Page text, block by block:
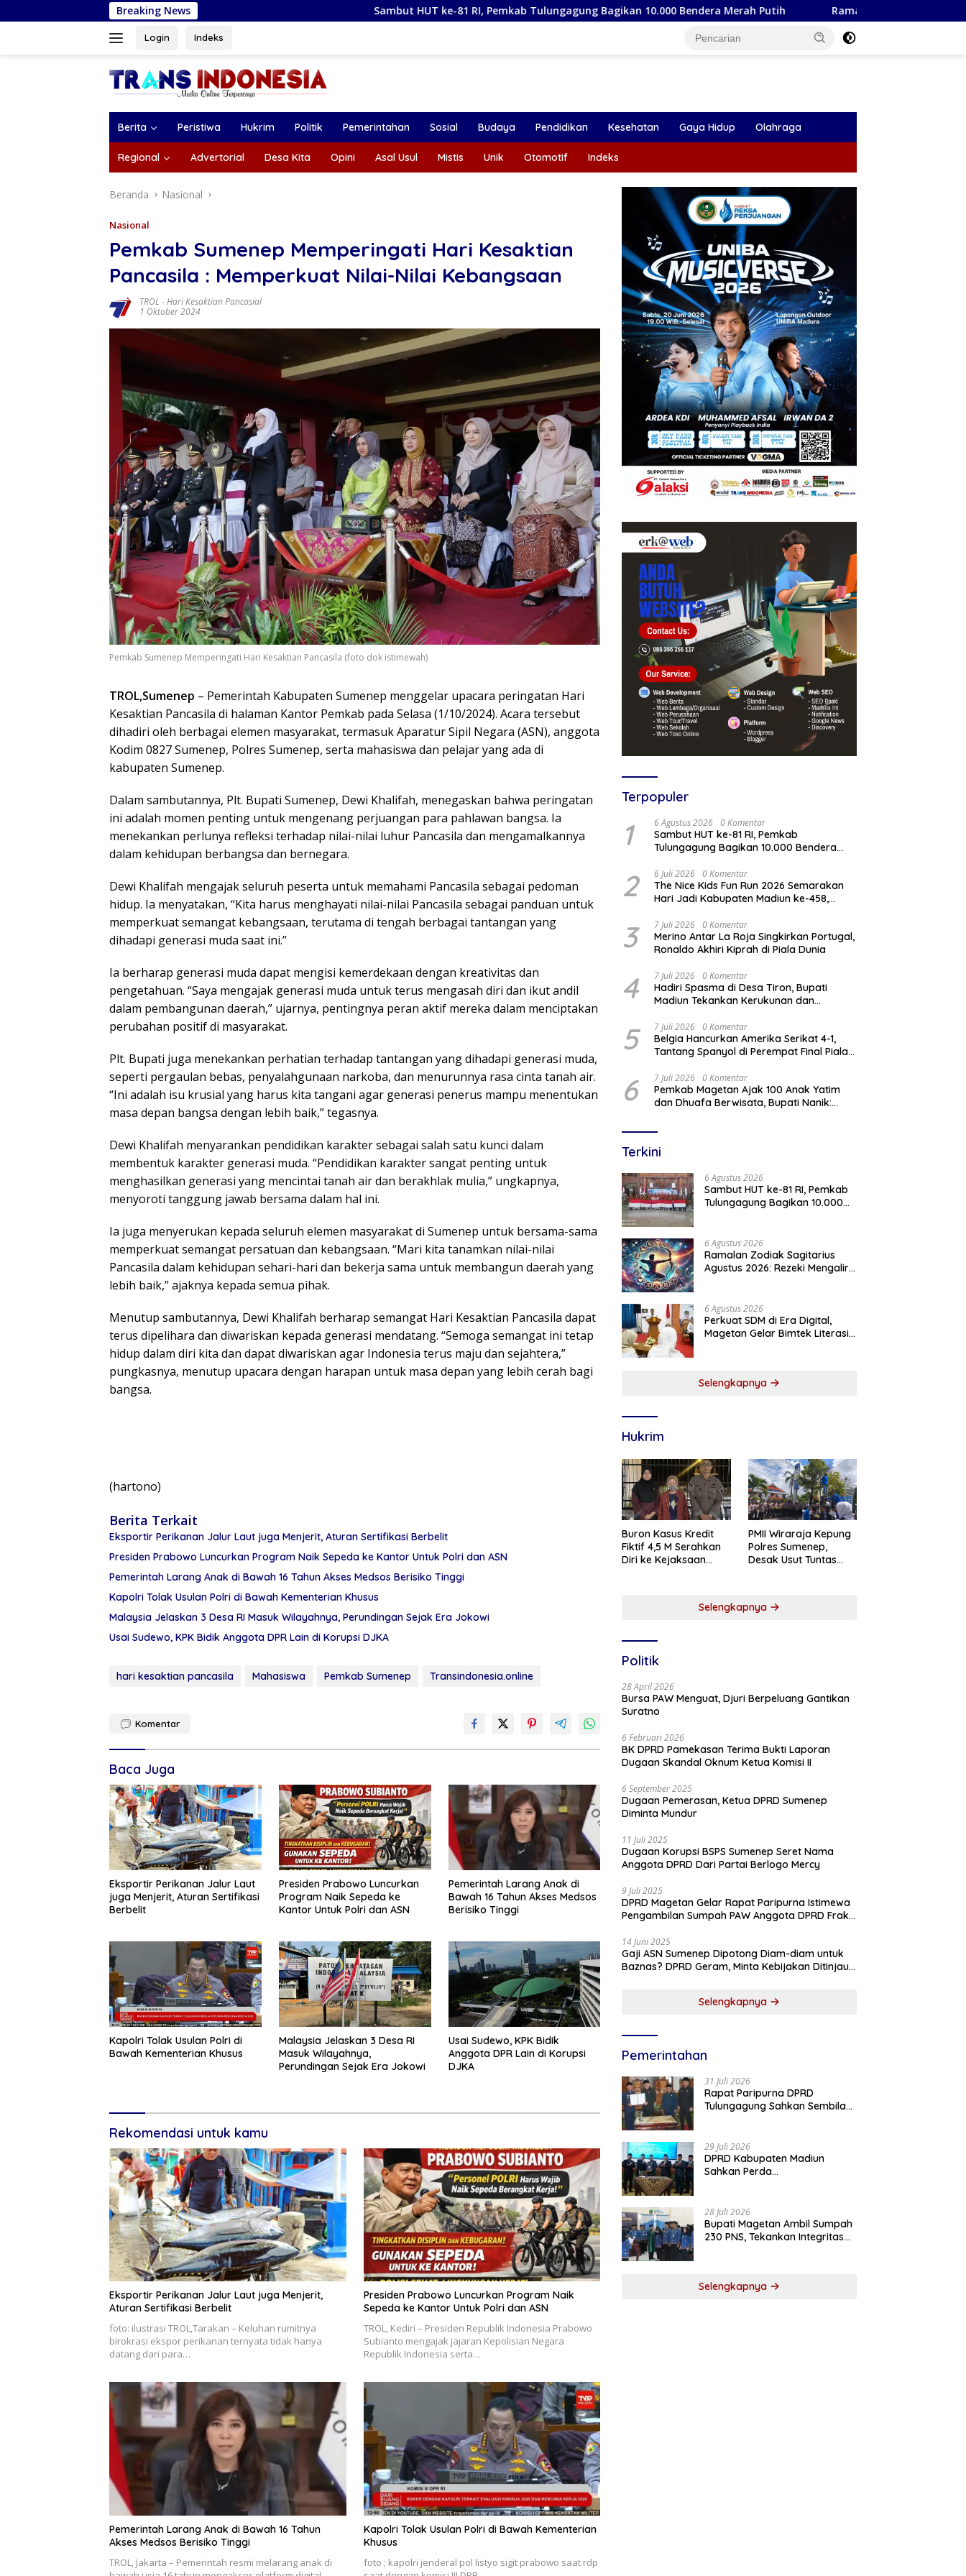
ke
Breaking News Sambut HUT ke-81 RI, Pemkab Tulungagung Bagikan 10.000 Bendera Merah Putih Ramalan Zodiak Sagitarius Agustus 2026:
Login Indeks
Berita Peristiwa Hukrim Politik Pemerintahan Sosial Budaya Pendidikan Kesehatan Gaya Hidup Olahraga
Regional Advertorial Desa Kita Opini Asal Usul Mistis Unik Otomotif Indeks
Beranda Nasional
Nasional
Pemkab Sumenep Memperingati Hari Kesaktian
Pancasila : Memperkuat Nilai-Nilai Kebangsaan
TROL -Hari Kesaktian Pancasial
1 Oktober 2024
Pemkab Sumenep Memperingati Hari Kesaktian Pancasila (foto dok istimewah)
TROL,Sumenep – Pemerintah Kabupaten Sumenep menggelar upacara peringatan Hari
Kesaktian Pancasila di halaman Kantor Pemkab pada Selasa (1/10/2024). Acara tersebut
dihadiri oleh berbagai elemen masyarakat, termasuk Aparatur Sipil Negara (ASN), anggota
Kodim 0827 Sumenep, Polres Sumenep, serta mahasiswa dan pelajar yang ada di
kabupaten Sumenep.
Dalam sambutannya, Plt. Bupati Sumenep, Dewi Khalifah, menegaskan bahwa peringatan
ini adalah momen penting untuk mengenang perjuangan para pahlawan bangsa. Ia
menekankan perlunya refleksi terhadap nilai-nilai luhur Pancasila dan mengamalkannya
dalam kehidupan berbangsa dan bernegara.
Dewi Khalifah mengajak seluruh peserta untuk memahami Pancasila sebagai pedoman
hidup. Ia menyatakan, “Kita harus menghayati nilai-nilai Pancasila sebagai panduan untuk
memperkuat semangat kebangsaan, terutama di tengah berbagai tantangan yang
dihadapi generasi muda saat ini.”
Ia berharap generasi muda dapat mengisi kemerdekaan dengan kreativitas dan
pengetahuan. “Saya mengajak generasi muda untuk terus mengasah diri dan ikut andil
dalam pembangunan daerah,” ujarnya, pentingnya peran aktif mereka dalam menciptakan
perubahan positif di masyarakat.
Plt. Bupati juga menekankan perhatian terhadap tantangan yang dihadapi generasi muda,
seperti pergaulan bebas, penyalahgunaan narkoba, dan menurunnya rasa cinta tanah air.
“Ini adalah isu krusial yang harus kita tangani agar generasi penerus mampu menentukan
masa depan bangsa dengan lebih baik,” tegasnya.
Dewi Khalifah menyarankan pendidikan karakter sebagai salah satu kunci dalam
membentuk karakter generasi muda. “Pendidikan karakter sangat penting untuk
menghasilkan generasi yang mencintai tanah air dan berakhlak mulia,” ungkapnya,
menyoroti tanggung jawab bersama dalam hal ini.
Ia juga menyerukan kepada seluruh elemen masyarakat di Sumenep untuk bersama-sama
memperkuat semangat persatuan dan kebangsaan. “Mari kita tanamkan nilai-nilai
Pancasila dalam kehidupan sehari-hari dan bekerja sama untuk membangun daerah yang
lebih baik,” ajaknya kepada semua pihak.
Menutup sambutannya, Dewi Khalifah berharap semangat Hari Kesaktian Pancasila dapat
terus dipelihara dan diwariskan kepada generasi mendatang. “Semoga semangat ini tetap
hidup dalam diri kita dan dapat diwariskan agar Indonesia terus maju dan sejahtera,”
pungkasnya, menutup upacara dengan harapan untuk masa depan yang lebih cerah bagi
bangsa.
(hartono)
Berita Terkait
Eksportir Perikanan Jalur Laut juga Menjerit, Aturan Sertifikasi Berbelit
Presiden Prabowo Luncurkan Program Naik Sepeda ke Kantor Untuk Polri dan ASN
Pemerintah Larang Anak di Bawah 16 Tahun Akses Medsos Berisiko Tinggi
Kapolri Tolak Usulan Polri di Bawah Kementerian Khusus
Malaysia Jelaskan 3 Desa RI Masuk Wilayahnya, Perundingan Sejak Era Jokowi
Usai Sudewo, KPK Bidik Anggota DPR Lain di Korupsi DJKA
hari kesaktian pancasila Mahasiswa Pemkab Sumenep Transindonesia.online
Komentar
Baca Juga
Eksportir Perikanan Jalur Laut
juga Menjerit, Aturan Sertifikasi
Berbelit
Presiden Prabowo Luncurkan
Program Naik Sepeda ke
Kantor Untuk Polri dan ASN
Pemerintah Larang Anak di
Bawah 16 Tahun Akses Medsos
Berisiko Tinggi
Kapolri Tolak Usulan Polri di
Bawah Kementerian Khusus
Malaysia Jelaskan 3 Desa RI
Masuk Wilayahnya,
Perundingan Sejak Era Jokowi
Usai Sudewo, KPK Bidik
Anggota DPR Lain di Korupsi
DJKA
Rekomendasi untuk kamu
Eksportir Perikanan Jalur Laut juga Menjerit,
Aturan Sertifikasi Berbelit
foto: ilustrasi TROL,Tarakan – Keluhan rumitnya
birokrasi ekspor perikanan ternyata tidak hanya
datang dari para…
Presiden Prabowo Luncurkan Program Naik
Sepeda ke Kantor Untuk Polri dan ASN
TROL, Kediri – Presiden Republik Indonesia Prabowo
Subianto mengajak jajaran Kepolisian Negara
Republik Indonesia serta…
Pemerintah Larang Anak di Bawah 16 Tahun
Akses Medsos Berisiko Tinggi
TROL, Jakarta – Pemerintah resmi melarang anak di
Kapolri Tolak Usulan Polri di Bawah Kementerian
Khusus
foto ; kapolri jenderal pol listyo sigit prabowo saat rdp
Terpopuler
1 6 Agustus 2026 0 Komentar
Sambut HUT ke-81 RI, Pemkab
Tulungagung Bagikan 10.000 Bendera
2 6 Juli 2026 0 Komentar
The Nice Kids Fun Run 2026 Semarakan
Hari Jadi Kabupaten Madiun ke-458,
Kompetisi
3 7 Juli 2026 0 Komentar
Merino Antar La Roja Singkirkan Portugal,
Ronaldo Akhiri Kiprah di Piala Dunia
4 7 Juli 2026 0 Komentar
Hadiri Spasma di Desa Tiron, Bupati
Madiun Tekankan Kerukunan dan
5 7 Juli 2026 0 Komentar
Belgia Hancurkan Amerika Serikat 4-1,
Tantang Spanyol di Perempat Final Piala
6 7 Juli 2026 0 Komentar
Pemkab Magetan Ajak 100 Anak Yatim
dan Dhuafa Berwisata, Bupati Nanik:
Terkini
6 Agustus 2026
Sambut HUT ke-81 RI, Pemkab
Tulungagung Bagikan 10.000
6 Agustus 2026
Ramalan Zodiak Sagitarius
Agustus 2026: Rezeki Mengalir,
6 Agustus 2026
Perkuat SDM di Era Digital,
Magetan Gelar Bimtek Literasi
Selengkapnya
Hukrim
Buron Kasus Kredit
Fiktif 4,5 M Serahkan
Diri ke Kejaksaan
PMII Wiraraja Kepung
Polres Sumenep,
Desak Usut Tuntas
Selengkapnya
Politik
28 April 2026
Bursa PAW Menguat, Djuri Berpeluang Gantikan
Suratno
6 Februari 2026
BK DPRD Pamekasan Terima Bukti Laporan
Dugaan Skandal Oknum Ketua Komisi II
6 September 2025
Dugaan Pemerasan, Ketua DPRD Sumenep
Diminta Mundur
11 Juli 2025
Dugaan Korupsi BSPS Sumenep Seret Nama
Anggota DPRD Dari Partai Berlogo Mercy
9 Juli 2025
DPRD Magetan Gelar Rapat Paripurna Istimewa
Pengambilan Sumpah PAW Anggota DPRD Fraksi
14 Juni 2025
Gaji ASN Sumenep Dipotong Diam-diam untuk
Baznas? DPRD Geram, Minta Kebijakan Ditinjau
Selengkapnya
Pemerintahan
31 Juli 2026
Rapat Paripurna DPRD
Tulungagung Sahkan Sembilan
29 Juli 2026
DPRD Kabupaten Madiun
Sahkan Perda
Agenda Prioritas
28 Juli 2026
Bupati Magetan Ambil Sumpah
230 PNS, Tekankan Integritas
Selengkapnya